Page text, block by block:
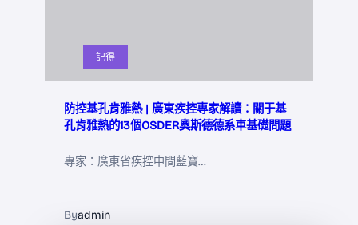
記得
防控基孔肯雅熱 | 廣東疾控專家解讀：關于基
孔肯雅熱的13個OSDER奧斯德德系車基礎問題
專家：廣東省疾控中間藍寶…
Byadmin